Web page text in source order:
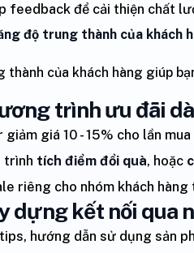
feedback để cải thiện chất
độ trung thành của khách
thành của khách hàng giúp
trình ưu đãi
giảm giá 10 - 15% cho lần
trình tích điểm đổi quà, hoặc
riêng cho nhóm khách hàng
dựng kết nối qua
hướng dẫn sử dụng sản